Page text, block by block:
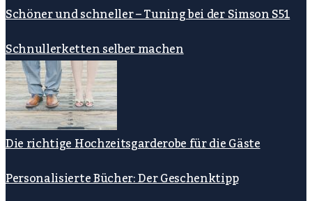
Schöner und schneller – Tuning bei der Simson S51
Schnullerketten selber machen
Die richtige Hochzeitsgarderobe für die Gäste
Personalisierte Bücher: Der Geschenktipp